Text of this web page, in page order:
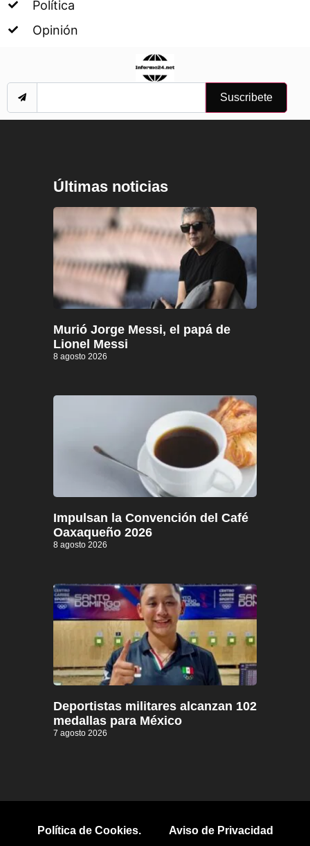
Política
Opinión
Suscribete
Últimas noticias
Murió Jorge Messi, el papá de
Lionel Messi
8 agosto 2026
Impulsan la Convención del Café
Oaxaqueño 2026
8 agosto 2026
Deportistas militares alcanzan 102
medallas para México
7 agosto 2026
Política de Cookies. Aviso de Privacidad